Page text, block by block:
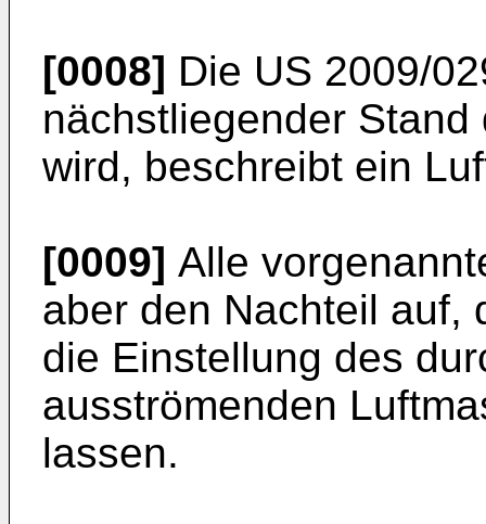
[0008] Die US 2009/
nächstliegender
wird, beschreibt ein
[0009] Alle
aber den Nachteil auf,
die Einstellung des
ausströmenden
lassen.